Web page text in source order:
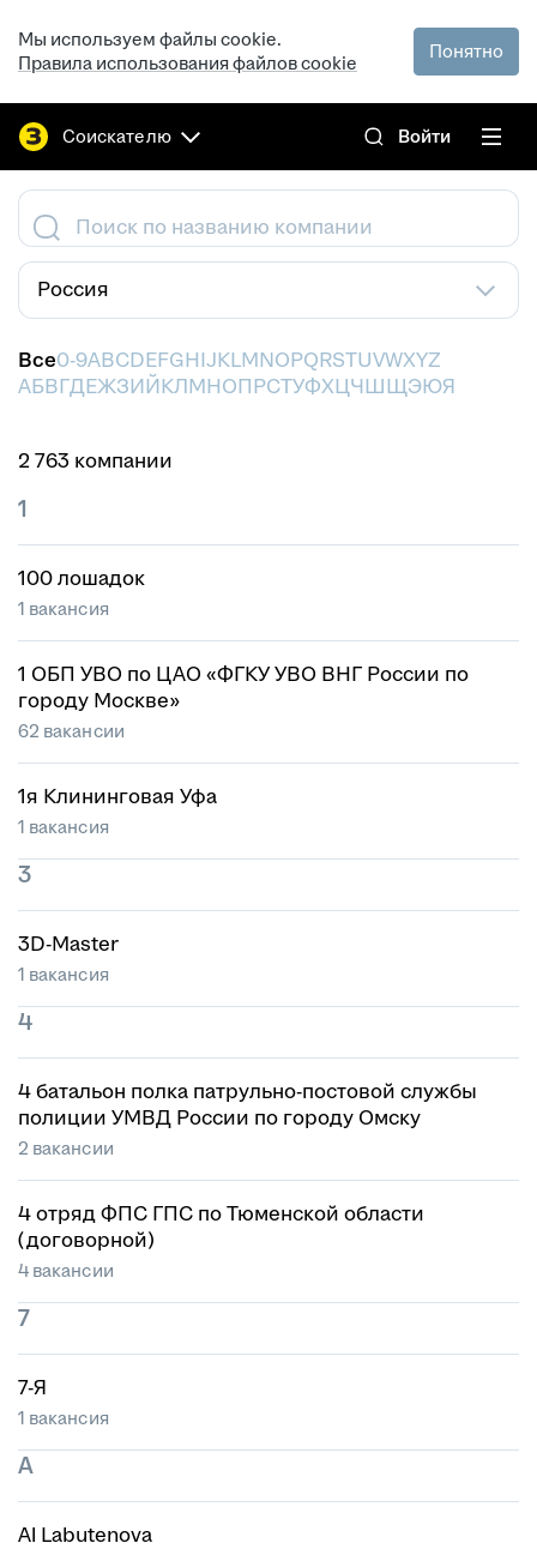
Мы используем файлы cookie.
Правила использования файлов cookie
Понятно
Соискателю Войти
Поиск по названию компании
Россия
Все0-9ABCDEFGHIJKLMNOPQRSTUVWXYZ
АБВГДЕЖЗИЙКЛМНОПРСТУФХЦЧШЩЭЮЯ
2 763 компании
1
100 лошадок
1 вакансия
1 ОБП УВО по ЦАО «ФГКУ УВО ВНГ России по
городу Москве»
62 вакансии
1я Клининговая Уфа
1 вакансия
3
3D-Master
1 вакансия
4
4 батальон полка патрульно-постовой службы
полиции УМВД России по городу Омску
2 вакансии
4 отряд ФПС ГПС по Тюменской области
(договорной)
4 вакансии
7
7-Я
1 вакансия
A
Al Labutenova